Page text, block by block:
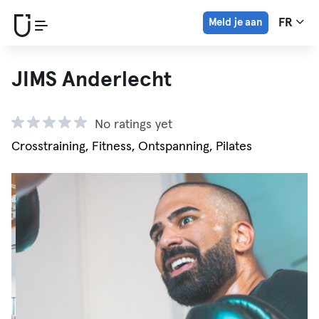
Meld je aan FR
JIMS Anderlecht
No ratings yet
Crosstraining, Fitness, Ontspanning, Pilates